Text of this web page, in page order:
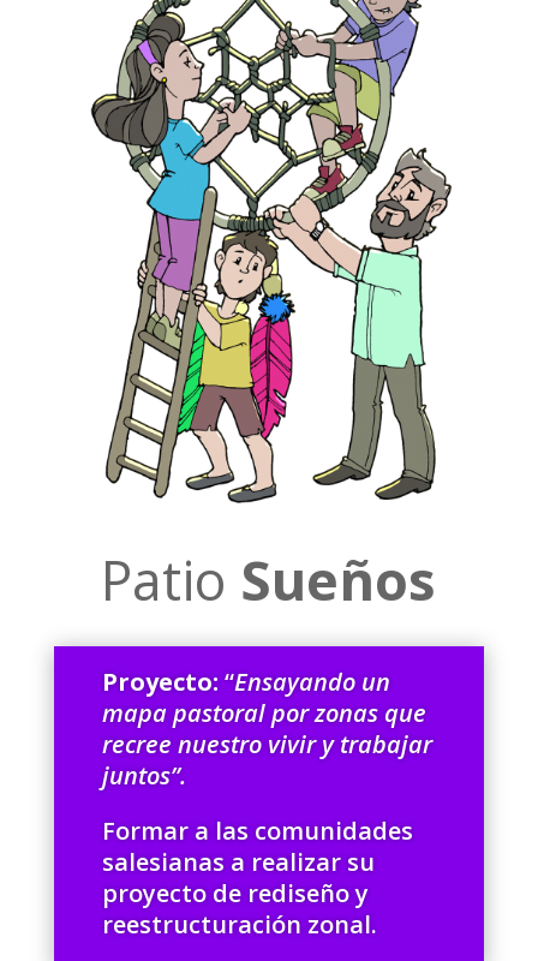
Patio Sueños
Proyecto: “Ensayando un
mapa pastoral por zonas que
recree nuestro vivir y trabajar
juntos”.
Formar a las comunidades
salesianas a realizar su
proyecto de rediseño y
reestructuración zonal.